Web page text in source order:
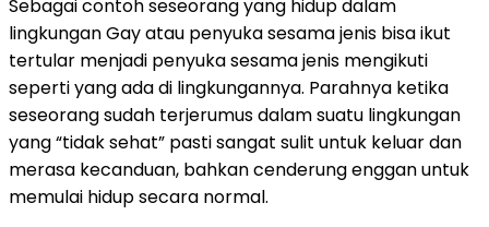
Sebagai contoh seseorang yang hidup dalam
lingkungan Gay atau penyuka sesama jenis bisa ikut
tertular menjadi penyuka sesama jenis mengikuti
seperti yang ada di lingkungannya. Parahnya ketika
seseorang sudah terjerumus dalam suatu lingkungan
yang “tidak sehat” pasti sangat sulit untuk keluar dan
merasa kecanduan, bahkan cenderung enggan untuk
memulai hidup secara normal.